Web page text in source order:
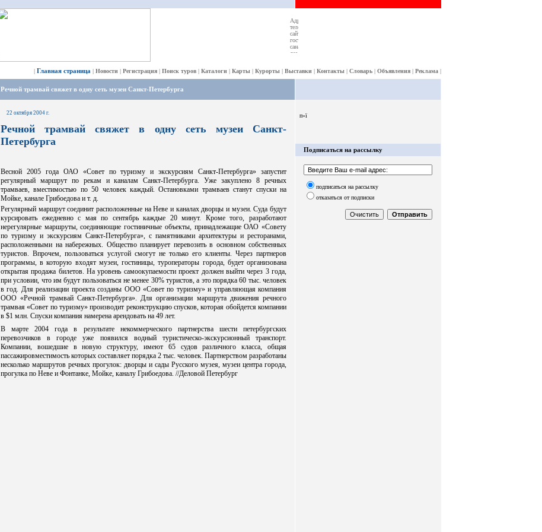
| Главная страница | Новости | Регистрация | Поиск туров | Каталоги | Карты | Курорты | Выставки | Контакты | Словарь | Объявления | Реклама |
Речной трамвай свяжет в одну сеть музеи Санкт-Петербурга
22 октября 2004 г.
Речной трамвай свяжет в одну сеть музеи Санкт-
Петербурга
Весной 2005 года ОАО «Совет по туризму и экскурсиям Санкт-Петербурга» запустит
регулярный маршрут по рекам и каналам Санкт-Петербурга. Уже закуплено 8 речных
трамваев, вместимостью по 50 человек каждый. Остановками трамваев станут спуски на
Мойке, канале Грибоедова и т. д.
Регулярный маршрут соединит расположенные на Неве и каналах дворцы и музеи. Суда будут
курсировать ежедневно с мая по сентябрь каждые 20 минут. Кроме того, разработают
нерегулярные маршруты, соединяющие гостиничные объекты, принадлежащие ОАО «Совету
по туризму и экскурсиям Санкт-Петербурга», с памятниками архитектуры и ресторанами,
расположенными на набережных. Общество планирует перевозить в основном собственных
туристов. Впрочем, пользоваться услугой смогут не только его клиенты. Через партнеров
программы, в которую входят музеи, гостиницы, туроператоры города, будет организована
открытая продажа билетов. На уровень самоокупаемости проект должен выйти через 3 года,
при условии, что им будут пользоваться не менее 30% туристов, а это порядка 60 тыс. человек
в год. Для реализации проекта созданы ООО «Совет по туризму» и управляющая компания
ООО «Речной трамвай Санкт-Петербурга». Для организации маршрута движения речного
трамвая «Совет по туризму» производит реконструкцию спусков, которая обойдется компании
в $1 млн. Спуски компания намерена арендовать на 49 лет.
В марте 2004 года в результате некоммерческого партнерства шести петербургских
перевозчиков в городе уже появился водный туристическо-экскурсионный транспорт.
Компании, вошедшие в новую структуру, имеют 65 судов различного класса, общая
пассажировместимость которых составляет порядка 2 тыс. человек. Партнерством разработаны
несколько маршрутов речных прогулок: дворцы и сады Русского музея, музеи центра города,
прогулка по Неве и Фонтанке, Мойке, каналу Грибоедова. //Деловой Петербург
п»ї
Подписаться на рассылку
подписаться на рассылку
отказаться от подписки